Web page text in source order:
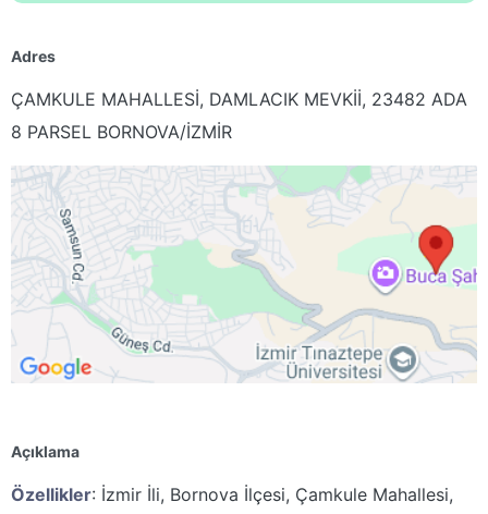
Adres
ÇAMKULE MAHALLESİ, DAMLACIK MEVKİİ, 23482 ADA
8 PARSEL BORNOVA/İZMİR
Açıklama
Özellikler: İzmir İli, Bornova İlçesi, Çamkule Mahallesi,